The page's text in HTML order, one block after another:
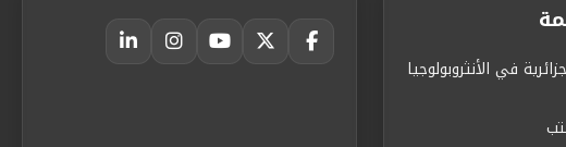
في الأنثروبولوجيا